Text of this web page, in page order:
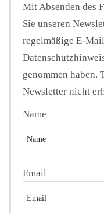
Mit Absenden des
Sie unseren
regelmäßige E-
genommen haben.
Newsletter nicht
Name
Email